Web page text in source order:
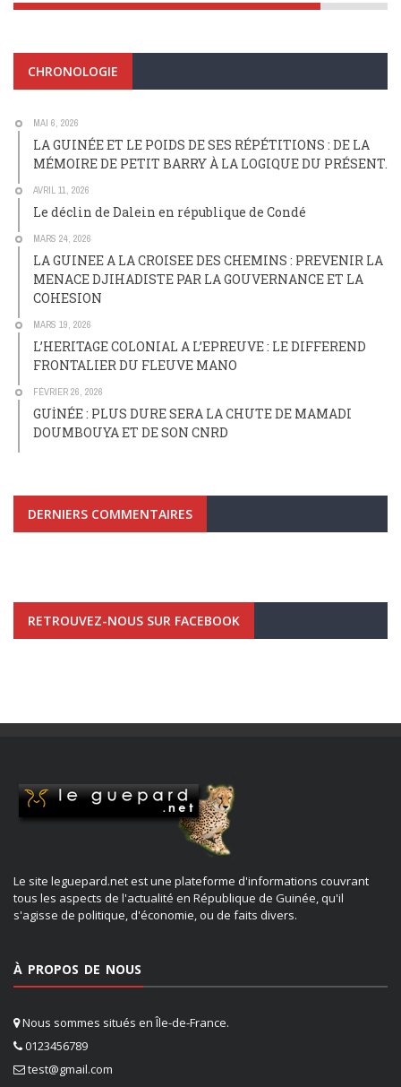
CHRONOLOGIE
MAI 6, 2026
LA GUINÉE ET LE POIDS DE SES RÉPÉTITIONS : DE LA
MÉMOIRE DE PETIT BARRY À LA LOGIQUE DU PRÉSENT.
AVRIL 11, 2026
Le déclin de Dalein en république de Condé
MARS 24, 2026
LA GUINEE A LA CROISEE DES CHEMINS : PREVENIR LA
MENACE DJIHADISTE PAR LA GOUVERNANCE ET LA
COHESION
MARS 19, 2026
L’HERITAGE COLONIAL A L’EPREUVE : LE DIFFEREND
FRONTALIER DU FLEUVE MANO
FÉVRIER 26, 2026
GUİNÉE : PLUS DURE SERA LA CHUTE DE MAMADI
DOUMBOUYA ET DE SON CNRD
DERNIERS COMMENTAIRES
RETROUVEZ-NOUS SUR FACEBOOK
Le site leguepard.net est une plateforme d'informations couvrant
tous les aspects de l'actualité en République de Guinée, qu'il
s'agisse de politique, d'économie, ou de faits divers.
À PROPOS DE NOUS
Nous sommes situés en Île-de-France.
0123456789
test@gmail.com